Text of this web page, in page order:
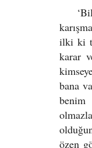
ilki ki
karar
bana
benim
özen